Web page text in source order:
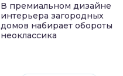
В премиальном дизайне
интерьера загородных
домов набирает обороты
неоклассика